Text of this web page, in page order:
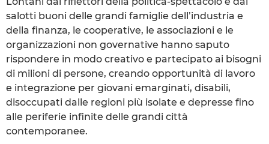
salotti buoni delle grandi famiglie dell’industria e
della finanza, le cooperative, le associazioni e le
organizzazioni non governative hanno saputo
rispondere in modo creativo e partecipato ai bisogni
di milioni di persone, creando opportunità di lavoro
e integrazione per giovani emarginati, disabili,
disoccupati dalle regioni più isolate e depresse fino
alle periferie infinite delle grandi città
contemporanee.